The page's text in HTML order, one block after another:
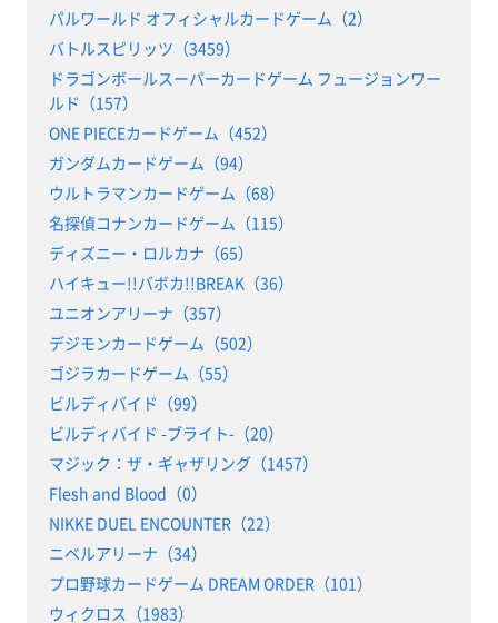
パルワールド オフィシャルカードゲーム（2）
バトルスピリッツ（3459）
ドラゴンボールスーパーカードゲーム フュージョンワー
ルド（157）
ONE PIECEカードゲーム（452）
ガンダムカードゲーム（94）
ウルトラマンカードゲーム（68）
名探偵コナンカードゲーム（115）
ディズニー・ロルカナ（65）
ハイキュー!!バボカ!!BREAK（36）
ユニオンアリーナ（357）
デジモンカードゲーム（502）
ゴジラカードゲーム（55）
ビルディバイド（99）
ビルディバイド -ブライト-（20）
マジック：ザ・ギャザリング（1457）
Flesh and Blood（0）
NIKKE DUEL ENCOUNTER（22）
ニベルアリーナ（34）
プロ野球カードゲーム DREAM ORDER（101）
ウィクロス（1983）